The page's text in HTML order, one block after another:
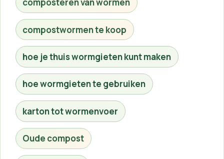
composteren van wormen
compostwormen te koop
hoe je thuis wormgieten kunt maken
hoe wormgieten te gebruiken
karton tot wormenvoer
Oude compost